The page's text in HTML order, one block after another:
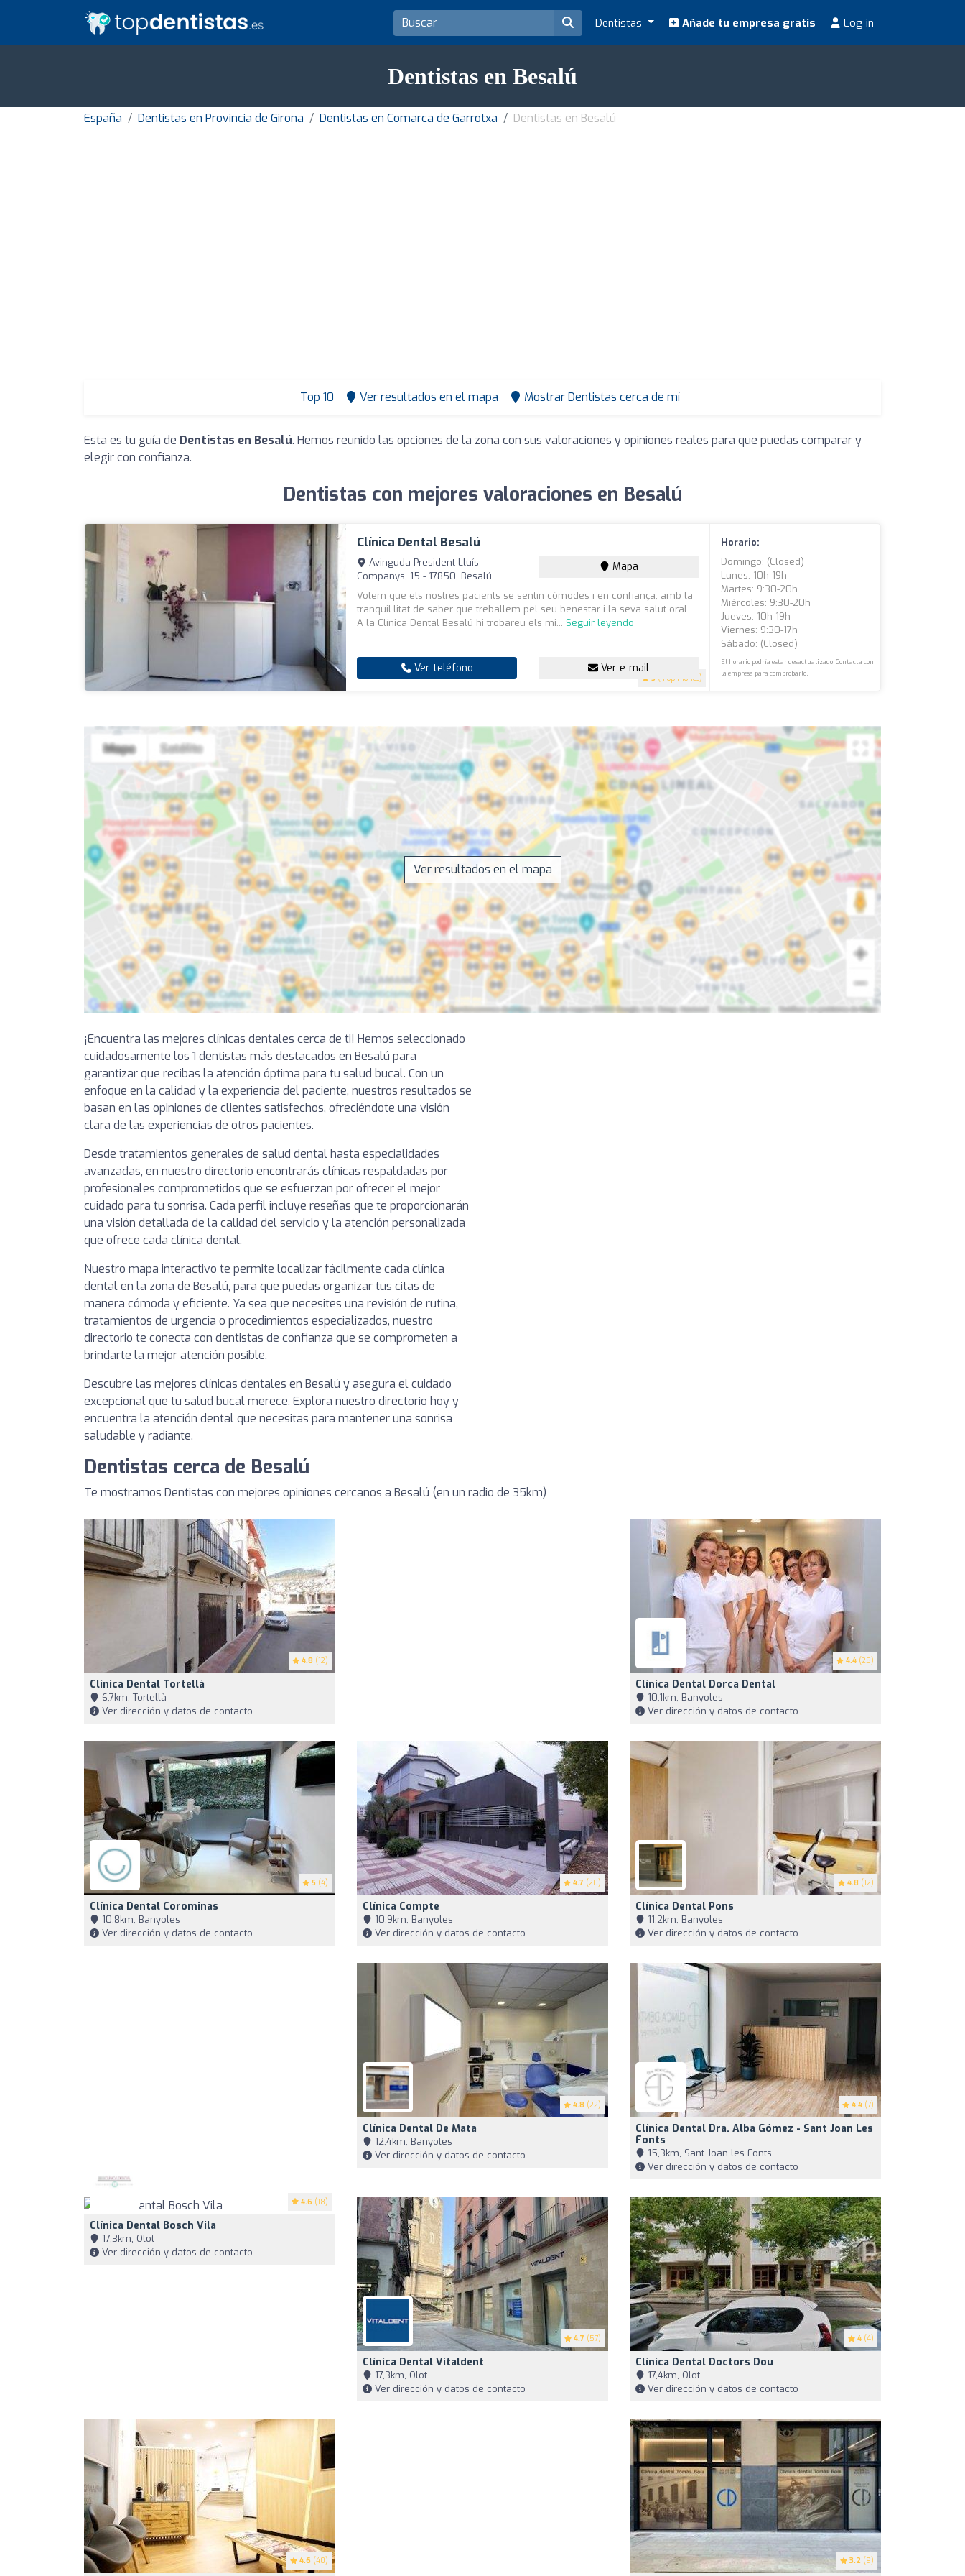
Dentistas Añade tu empresa gratis Log in
Dentistas en Besalú
España Dentistas en Provincia de Girona Dentistas en Comarca de Garrotxa Dentistas en Besalú
Top 10 Ver resultados en el mapa Mostrar Dentistas cerca de mí
Esta es tu guía de Dentistas en Besalú. Hemos reunido las opciones de la zona con sus valoraciones y opiniones reales para que puedas comparar y
elegir con confianza.
Dentistas con mejores valoraciones en Besalú
Clínica Dental Besalú
5 (4 opiniones)
Avinguda President Lluís
Companys, 15 - 17850, Besalú
Mapa
Volem que els nostres pacients se sentin còmodes i en confiança, amb la
tranquil·litat de saber que treballem pel seu benestar i la seva salut oral.
A la Clínica Dental Besalú hi trobareu els mi... Seguir leyendo
Ver teléfono Ver e-mail
Horario:
Domingo: (closed)
Lunes: 10h-19h
Martes: 9:30-20h
Miércoles: 9:30-20h
Jueves: 10h-19h
Viernes: 9:30-17h
Sábado: (closed)
El horario podría estar desactualizado. Contacta con
la empresa para comprobarlo.
Ver resultados en el mapa
¡Encuentra las mejores clínicas dentales cerca de ti! Hemos seleccionado
cuidadosamente los 1 dentistas más destacados en Besalú para
garantizar que recibas la atención óptima para tu salud bucal. Con un
enfoque en la calidad y la experiencia del paciente, nuestros resultados se
basan en las opiniones de clientes satisfechos, ofreciéndote una visión
clara de las experiencias de otros pacientes.
Desde tratamientos generales de salud dental hasta especialidades
avanzadas, en nuestro directorio encontrarás clínicas respaldadas por
profesionales comprometidos que se esfuerzan por ofrecer el mejor
cuidado para tu sonrisa. Cada perfil incluye reseñas que te proporcionarán
una visión detallada de la calidad del servicio y la atención personalizada
que ofrece cada clínica dental.
Nuestro mapa interactivo te permite localizar fácilmente cada clínica
dental en la zona de Besalú, para que puedas organizar tus citas de
manera cómoda y eficiente. Ya sea que necesites una revisión de rutina,
tratamientos de urgencia o procedimientos especializados, nuestro
directorio te conecta con dentistas de confianza que se comprometen a
brindarte la mejor atención posible.
Descubre las mejores clínicas dentales en Besalú y asegura el cuidado
excepcional que tu salud bucal merece. Explora nuestro directorio hoy y
encuentra la atención dental que necesitas para mantener una sonrisa
saludable y radiante.
Dentistas cerca de Besalú
Te mostramos Dentistas con mejores opiniones cercanos a Besalú (en un radio de 35km)
4.8 (12)
Clínica Dental Tortellà
6,7km, Tortellà
Ver dirección y datos de contacto
4.4 (25)
Clínica Dental Dorca Dental
10,1km, Banyoles
Ver dirección y datos de contacto
5 (4)
Clínica Dental Corominas
10,8km, Banyoles
Ver dirección y datos de contacto
4.7 (20)
Clínica Compte
10,9km, Banyoles
Ver dirección y datos de contacto
4.8 (12)
Clínica Dental Pons
11,2km, Banyoles
Ver dirección y datos de contacto
4.8 (22)
Clínica Dental De Mata
12,4km, Banyoles
Ver dirección y datos de contacto
4.4 (7)
Clínica Dental Dra. Alba Gómez - Sant Joan Les
Fonts
15,3km, Sant Joan les Fonts
Ver dirección y datos de contacto
4.6 (18)
Clínica Dental Bosch Vila
17,3km, Olot
Ver dirección y datos de contacto
4.7 (57)
Clínica Dental Vitaldent
17,3km, Olot
Ver dirección y datos de contacto
4 (4)
Clínica Dental Doctors Dou
17,4km, Olot
Ver dirección y datos de contacto
4.6 (40) 3.2 (9)